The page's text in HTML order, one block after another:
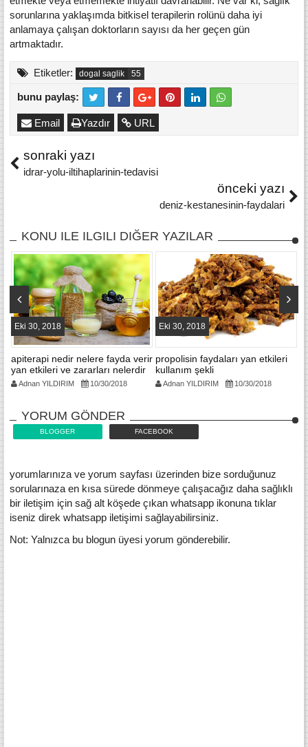
sorunlarına yaklaşımda bitkisel terapilerin rolünü daha iyi
anlamaya çalışan doktorların sayısı da her geçen gün
artmaktadır.
Etiketler: dogal saglik
bunu paylaş:
URL
Yazdır
Email
sonraki yazı
idrar-yolu-iltihaplarinin-tedavisi
önceki yazı
deniz-kestanesinin-faydalari
KONU ILE ILGILI DIĞER YAZILAR
Eki 30, 2018
apiterapi nedir nelere fayda verir
yan etkileri ve zararları nelerdir
Adnan YILDIRIM 10/30/2018
Eki 30, 2018
propolisin faydaları yan etkileri
kullanım şekli
Adnan YILDIRIM 10/30/2018
YORUM GÖNDER
BLOGGER FACEBOOK
yorumlarınıza ve yorum sayfası üzerinden bize sorduğunuz
sorularınaza en kısa sürede dönmeye çalışacağız daha sağlıklı
bir iletişim için sağ alt köşede çıkan whatsapp ikonuna tıklar
iseniz direk whatsapp iletişimi sağlayabilirsiniz.
Not: Yalnızca bu blogun üyesi yorum gönderebilir.